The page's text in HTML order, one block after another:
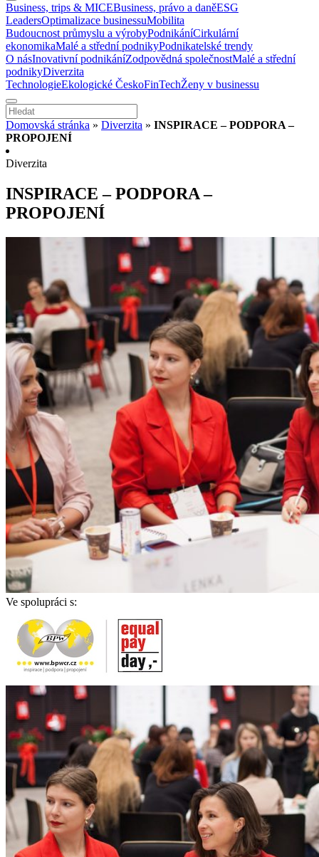
Business, trips & MICEBusiness, právo a daněESG
LeadersOptimalizace businessuMobilita
Budoucnost průmyslu a výrobyPodnikáníCirkulární
ekonomikaMalé a střední podnikyPodnikatelské trendy
O násInovativní podnikáníZodpovědná společnostMalé a střední
podnikyDiverzita
TechnologieEkologické ČeskoFinTechŽeny v businessu
Domovská stránka » Diverzita » INSPIRACE – PODPORA –
PROPOJENÍ
Diverzita
INSPIRACE – PODPORA –
PROPOJENÍ
Ve spolupráci s: